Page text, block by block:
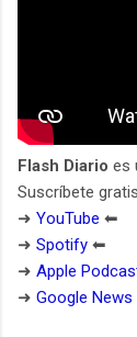
Flash Diario es
Suscríbete
➜ YouTube ⬅︎
➜ Spotify ⬅︎
➜ Apple
➜ Google News